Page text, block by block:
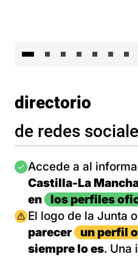
directorio
de redes
Imagen
Accede a al
Castilla-La
en
los perfiles
Imagen
El logo de la Junta
parecer
un perfil
siempre lo es. Una